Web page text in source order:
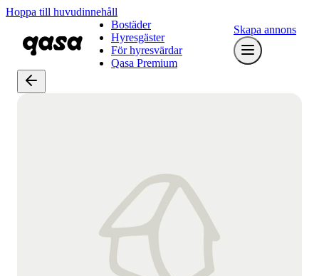
Hoppa till huvudinnehåll
Bostäder
Hyresgäster
För hyresvärdar
Qasa Premium
Skapa annons